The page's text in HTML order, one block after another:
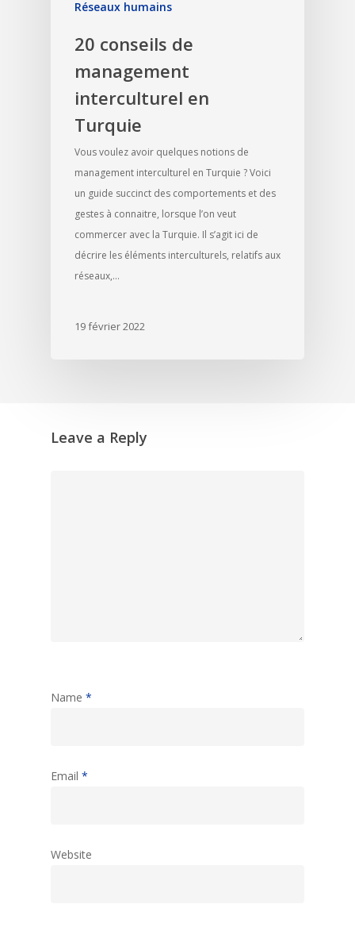
Réseaux humains
20 conseils de
management
interculturel en
Turquie
Vous voulez avoir quelques notions de
management interculturel en Turquie ? Voici
un guide succinct des comportements et des
gestes à connaitre, lorsque l’on veut
commercer avec la Turquie. Il s’agit ici de
décrire les éléments interculturels, relatifs aux
réseaux,…
19 février 2022
Leave a Reply
Name *
Email *
Website